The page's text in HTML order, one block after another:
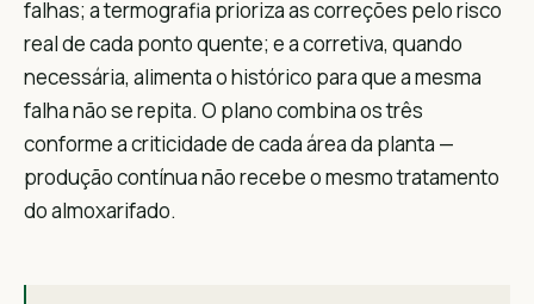
falhas; a termografia prioriza as correções pelo risco
real de cada ponto quente; e a corretiva, quando
necessária, alimenta o histórico para que a mesma
falha não se repita. O plano combina os três
conforme a criticidade de cada área da planta —
produção contínua não recebe o mesmo tratamento
do almoxarifado.